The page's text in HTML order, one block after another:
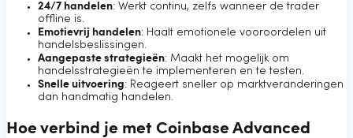
24/7 handelen: Werkt continu, zelfs wanneer de trader
offline is.
Emotievrij handelen: Haalt emotionele vooroordelen uit
handelsbeslissingen.
Aangepaste strategieën: Maakt het mogelijk om
handelsstrategieën te implementeren en te testen.
Snelle uitvoering: Reageert sneller op marktveranderingen
dan handmatig handelen.
Hoe verbind je met Coinbase Advanced